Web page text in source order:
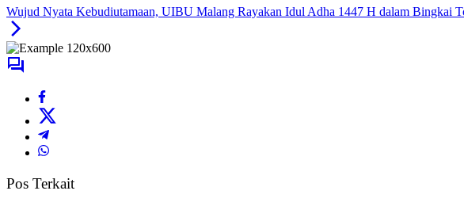
Wujud Nyata Kebudiutamaan, UIBU Malang Rayakan Idul Adha 1447 H dalam Bingkai
Pos Terkait